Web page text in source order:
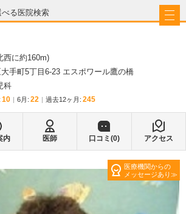
べる医院検索
西に約160m)
手町5丁目6-23 エスポワール鷹の橋
科
10 6月 : 22 過去12ヶ月: 245
内 医師 口コミ(0) アクセス
医療機関からの
メッセージあり